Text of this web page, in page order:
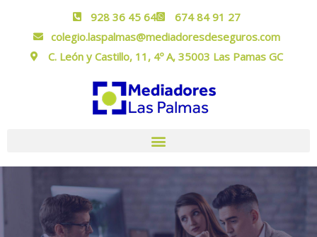
928 36 45 64
674 84 91 27
colegio.laspalmas@mediadoresdeseguros.com
C. León y Castillo, 11, 4º A, 35003 Las Pamas GC